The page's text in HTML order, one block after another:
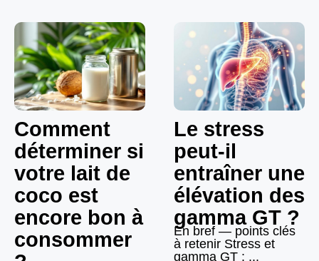
Comment
déterminer si
votre lait de
coco est
encore bon à
consommer
Le stress
peut-il
entraîner une
élévation des
gamma GT ?
En bref — points clés
à retenir Stress et
gamma GT : ...